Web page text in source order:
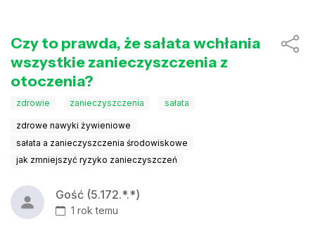
Czy to prawda, że sałata wchłania
wszystkie zanieczyszczenia z
otoczenia?
zdrowie zanieczyszczenia sałata
zdrowe nawyki żywieniowe
sałata a zanieczyszczenia środowiskowe
jak zmniejszyć ryzyko zanieczyszczeń
Gość (5.172.*.*)
1 rok temu